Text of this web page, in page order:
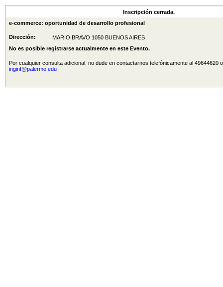
Inscripción cerrada.
e-commerce: oportunidad de desarrollo profesional
Dirección:
MARIO BRAVO 1050 BUENOS AIRES
No es posible registrarse actualmente en este Evento.
Por cualquier consulta adicional, no dude en contactarnos telefónicamente al 49644620
inginf@palermo.edu